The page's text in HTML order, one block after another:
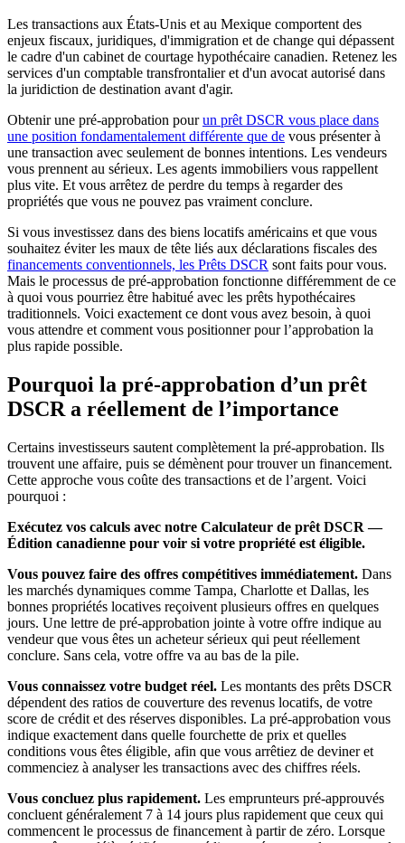
Les transactions aux États-Unis et au Mexique comportent des
enjeux fiscaux, juridiques, d'immigration et de change qui dépassent
le cadre d'un cabinet de courtage hypothécaire canadien. Retenez les
services d'un comptable transfrontalier et d'un avocat autorisé dans
la juridiction de destination avant d'agir.
Obtenir une pré-approbation pourun prêt DSCR vous place dans
une position fondamentalement différente que de vous présenter à
une transaction avec seulement de bonnes intentions. Les vendeurs
vous prennent au sérieux. Les agents immobiliers vous rappellent
plus vite. Et vous arrêtez de perdre du temps à regarder des
propriétés que vous ne pouvez pas vraiment conclure.
Si vous investissez dans des biens locatifs américains et que vous
souhaitez éviter les maux de tête liés aux déclarations fiscales des
financements conventionnels, les Prêts DSCR sont faits pour vous.
Mais le processus de pré-approbation fonctionne différemment de ce
à quoi vous pourriez être habitué avec les prêts hypothécaires
traditionnels. Voici exactement ce dont vous avez besoin, à quoi
vous attendre et comment vous positionner pour l’approbation la
plus rapide possible.
Pourquoi la pré-approbation d’un prêt
DSCR a réellement de l’importance
Certains investisseurs sautent complètement la pré-approbation. Ils
trouvent une affaire, puis se démènent pour trouver un financement.
Cette approche vous coûte des transactions et de l’argent. Voici
pourquoi :
Exécutez vos calculs avec notre Calculateur de prêt DSCR —
Édition canadienne pour voir si votre propriété est éligible.
Vous pouvez faire des offres compétitives immédiatement. Dans
les marchés dynamiques comme Tampa, Charlotte et Dallas, les
bonnes propriétés locatives reçoivent plusieurs offres en quelques
jours. Une lettre de pré-approbation jointe à votre offre indique au
vendeur que vous êtes un acheteur sérieux qui peut réellement
conclure. Sans cela, votre offre va au bas de la pile.
Vous connaissez votre budget réel. Les montants des prêts DSCR
dépendent des ratios de couverture des revenus locatifs, de votre
score de crédit et des réserves disponibles. La pré-approbation vous
indique exactement dans quelle fourchette de prix et quelles
conditions vous êtes éligible, afin que vous arrêtiez de deviner et
commenciez à analyser les transactions avec des chiffres réels.
Vous concluez plus rapidement. Les emprunteurs pré-approuvés
concluent généralement 7 à 14 jours plus rapidement que ceux qui
commencent le processus de financement à partir de zéro. Lorsque